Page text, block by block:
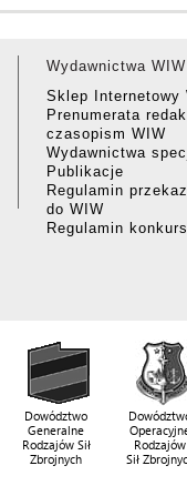
Wydawnictwa WIW
Sklep Internetowy
Prenumerata
czasopism WIW
Wydawnictwa
Publikacje
Regulamin
do WIW
Regulamin
Dowództwo
Generalne
Rodzajów Sił
Zbrojnych
Rodzajów
Sił